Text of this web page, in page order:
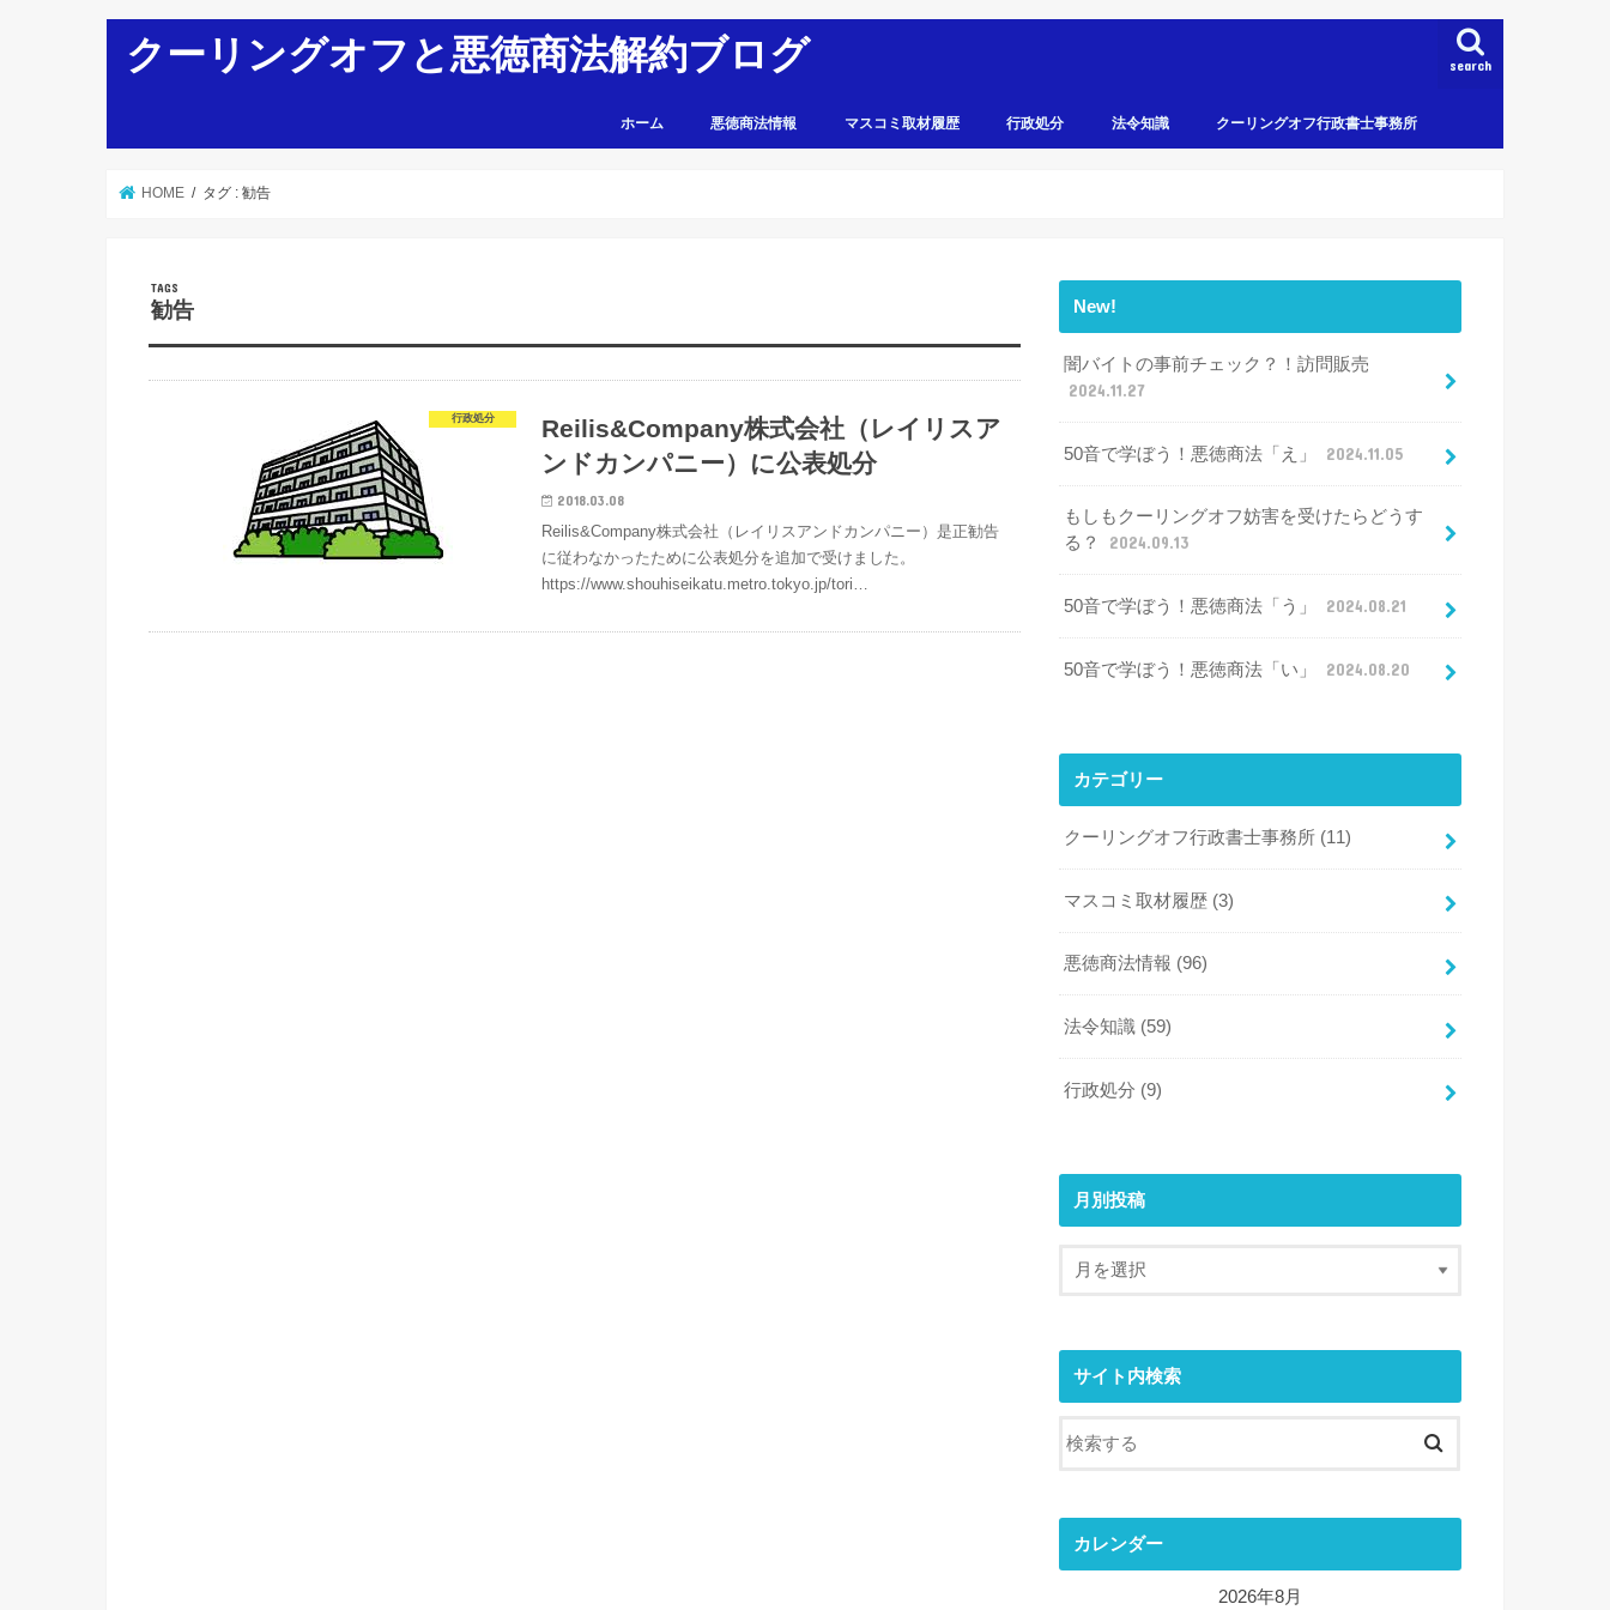
クーリングオフと悪徳商法解約ブログ search
ホーム 悪徳商法情報 マスコミ取材履歴 行政処分 法令知識 クーリングオフ行政書士事務所
HOME タグ : 勧告
勧告
行政処分
Reilis&Company株式会社（レイリスア
ンドカンパニー）に公表処分
2018.03.08
Reilis&Company株式会社（レイリスアンドカンパニー）是正勧告
に従わなかったために公表処分を追加で受けました。
https://www.shouhiseikatu.metro.tokyo.jp/tori…
New!
闇バイトの事前チェック？！訪問販売
2024.11.27
50音で学ぼう！悪徳商法「え」 2024.11.05
もしもクーリングオフ妨害を受けたらどうす
る？
2024.09.13
50音で学ぼう！悪徳商法「う」 2024.08.21
50音で学ぼう！悪徳商法「い」 2024.08.20
カテゴリー
クーリングオフ行政書士事務所 (11)
マスコミ取材履歴 (3)
悪徳商法情報 (96)
法令知識 (59)
行政処分 (9)
月別投稿
サイト内検索
カレンダー
2026年8月